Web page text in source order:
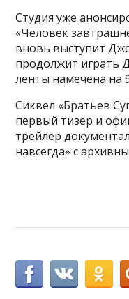
Студия уже
«Человек
вновь выступит
продолжит играть
ленты намечена на
Сиквел «Братьев
первый тизер и
трейлер
навсегда» с